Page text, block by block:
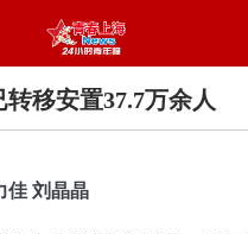
移安置37.7万余人
佳 刘晶晶